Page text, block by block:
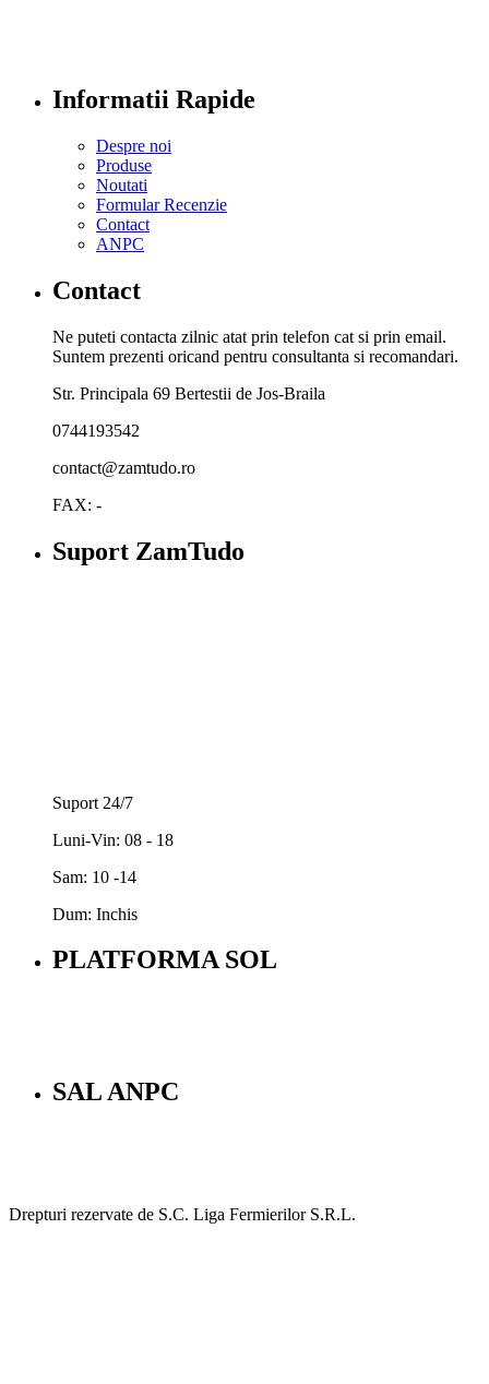
Informatii Rapide
Despre noi
Produse
Noutati
Formular Recenzie
Contact
ANPC
Contact
Ne puteti contacta zilnic atat prin telefon cat si prin email.
Suntem prezenti oricand pentru consultanta si recomandari.
Str. Principala 69 Bertestii de Jos-Braila
0744193542
contact@zamtudo.ro
FAX: -
Suport ZamTudo
Suport 24/7
Luni-Vin: 08 - 18
Sam: 10 -14
Dum: Inchis
PLATFORMA SOL
SAL ANPC
Drepturi rezervate de S.C. Liga Fermierilor S.R.L.